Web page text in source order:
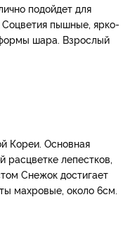
подойдет для
пышные, ярко-
шара. Взрослый
Кореи. Основная
расцветке лепестков,
Снежок достигает
махровые, около 6см.